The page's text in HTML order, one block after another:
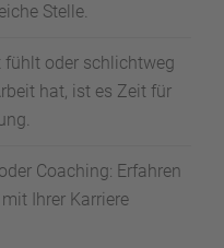
Stelle.
fühlt oder schlichtweg
hat, ist es Zeit für
Coaching: Erfahren
Ihrer Karriere